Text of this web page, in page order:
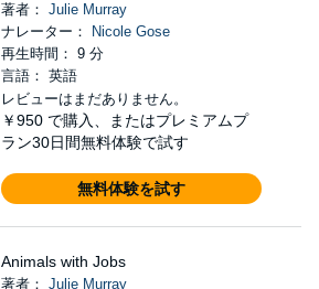
著者： Julie Murray
ナレーター：
Nicole Gose
再生時間： 9 分
言語： 英語
レビューはまだありません。
￥950 で購入、またはプレミアムプ
ラン30日間無料体験で試す
無料体験を試す
Animals with Jobs
著者： Julie Murray